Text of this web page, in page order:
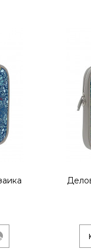
бизнесмен Алексей